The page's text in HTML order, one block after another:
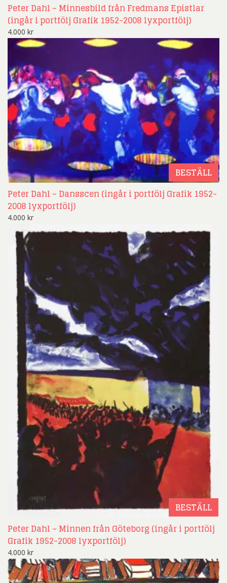
Peter Dahl – Minnesbild från Fredmans Epistlar
(ingår i portfölj Grafik 1952-2008 lyxportfölj)
4.000 kr
BESTÄLL
Peter Dahl – Dansscen (ingår i portfölj Grafik 1952-
2008 lyxportfölj)
4.000 kr
BESTÄLL
Peter Dahl – Minnen från Göteborg (ingår i portfölj
Grafik 1952-2008 lyxportfölj)
4.000 kr